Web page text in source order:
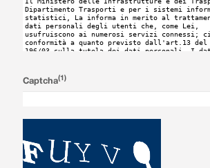
Captcha(1)